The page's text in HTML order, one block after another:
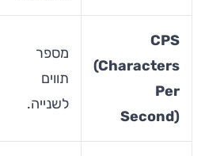
CPS
(Characters
Per
Second)
מספר
תווים
לשנייה.